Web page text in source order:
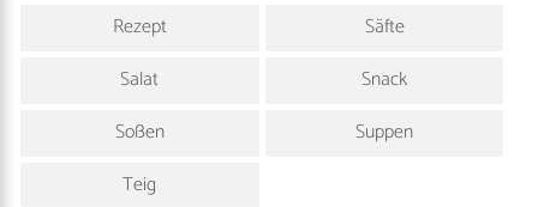
Rezept
Säfte
Salat
Snack
Soßen
Suppen
Teig